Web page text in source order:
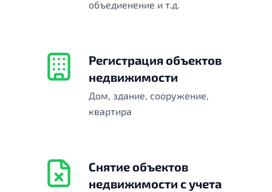
объедиенение и т.д.
Регистрация объектов
недвижимости
Дом, здание, сооружение,
квартира
Снятие объектов
недвижимости с учета